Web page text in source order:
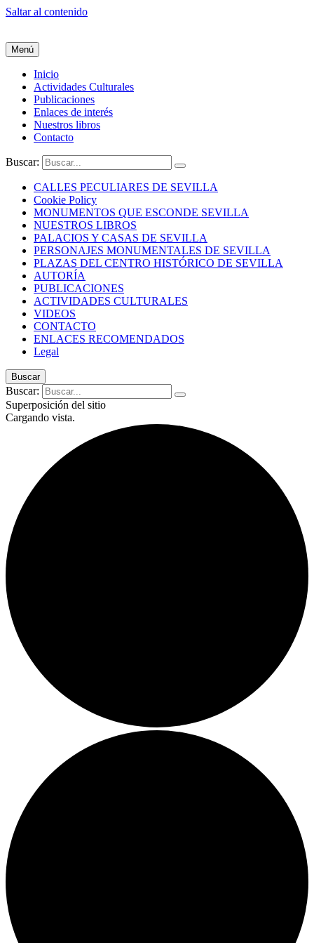
Saltar al contenido
Menú
Inicio
Actividades Culturales
Publicaciones
Enlaces de interés
Nuestros libros
Contacto
Buscar:
CALLES PECULIARES DE SEVILLA
Cookie Policy
MONUMENTOS QUE ESCONDE SEVILLA
NUESTROS LIBROS
PALACIOS Y CASAS DE SEVILLA
PERSONAJES MONUMENTALES DE SEVILLA
PLAZAS DEL CENTRO HISTÓRICO DE SEVILLA
AUTORÍA
PUBLICACIONES
ACTIVIDADES CULTURALES
VIDEOS
CONTACTO
ENLACES RECOMENDADOS
Legal
Buscar
Buscar:
Superposición del sitio
Cargando vista.